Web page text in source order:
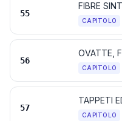
55
CAPITOLO
56
CAPITOLO
57
CAPITOLO